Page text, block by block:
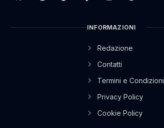
INFORMAZIONI
Redazione
Contatti
Termini e Condizioni
Privacy Policy
Cookie Policy